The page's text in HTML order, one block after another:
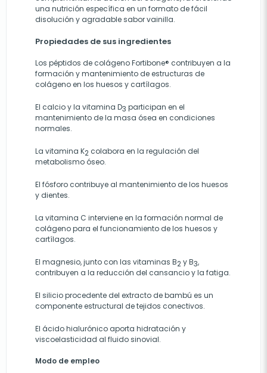
una nutrición específica en un formato de fácil
disolución y agradable sabor vainilla.
Propiedades de sus ingredientes
Los péptidos de colágeno Fortibone® contribuyen a la
formación y mantenimiento de estructuras de
colágeno en los huesos y cartílagos.
El calcio y la vitamina D3 participan en el
mantenimiento de la masa ósea en condiciones
normales.
La vitamina K2 colabora en la regulación del
metabolismo óseo.
El fósforo contribuye al mantenimiento de los huesos
y dientes.
La vitamina C interviene en la formación normal de
colágeno para el funcionamiento de los huesos y
cartílagos.
El magnesio, junto con las vitaminas B2y B3,
contribuyen a la reducción del cansancio y la fatiga.
El silicio procedente del extracto de bambú es un
componente estructural de tejidos conectivos.
El ácido hialurónico aporta hidratación y
viscoelasticidad al fluido sinovial.
Modo de empleo